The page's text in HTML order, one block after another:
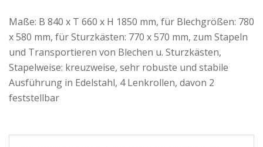
Maße: B 840 x T 660 x H 1850 mm, für Blechgrößen: 780
x 580 mm, für Sturzkästen: 770 x 570 mm, zum Stapeln
und Transportieren von Blechen u. Sturzkästen,
Stapelweise: kreuzweise, sehr robuste und stabile
Ausführung in Edelstahl, 4 Lenkrollen, davon 2
feststellbar